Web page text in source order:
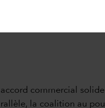
commercial
la coalition au